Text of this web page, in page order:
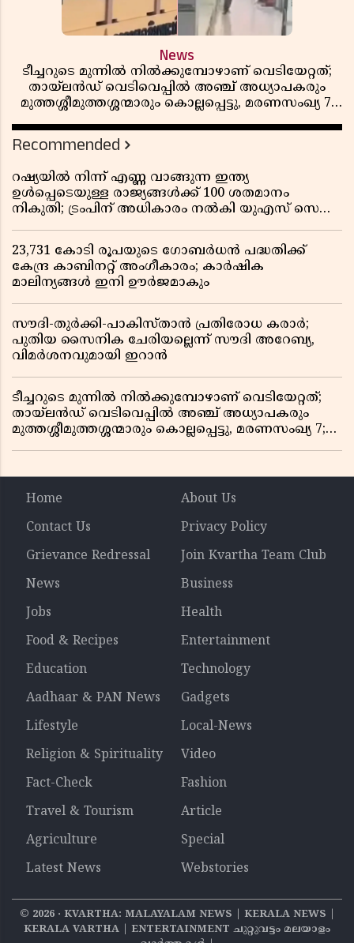
News
ടീച്ചറുടെ മുന്നിൽ നിൽക്കുമ്പോഴാണ് വെടിയേറ്റത്;
തായ്‌ലൻഡ് വെടിവെപ്പിൽ അഞ്ച് അധ്യാപകരും
മുത്തശ്ശീമുത്തശ്ശന്മാരും കൊല്ലപ്പെട്ടു, മരണസംഖ്യ 7;
Recommended
റഷ്യയിൽ നിന്ന് എണ്ണ വാങ്ങുന്ന ഇന്ത്യ
ഉൾപ്പെടെയുള്ള രാജ്യങ്ങൾക്ക് 100 ശതമാനം
നികുതി; ട്രംപിന് അധികാരം നൽകി യുഎസ് സെനറ്റ്
23,731 കോടി രൂപയുടെ ഗോബർധൻ പദ്ധതിക്ക്
കേന്ദ്ര കാബിനറ്റ് അംഗീകാരം; കാർഷിക
മാലിന്യങ്ങൾ ഇനി ഊർജമാകും
സൗദി-തുർക്കി-പാകിസ്താൻ പ്രതിരോധ കരാർ;
പുതിയ സൈനിക ചേരിയല്ലെന്ന് സൗദി അറേബ്യ,
വിമർശനവുമായി ഇറാൻ
ടീച്ചറുടെ മുന്നിൽ നിൽക്കുമ്പോഴാണ് വെടിയേറ്റത്;
തായ്‌ലൻഡ് വെടിവെപ്പിൽ അഞ്ച് അധ്യാപകരും
മുത്തശ്ശീമുത്തശ്ശന്മാരും കൊല്ലപ്പെട്ടു, മരണസംഖ്യ 7;
Home
About Us
Contact Us
Privacy Policy
Grievance Redressal
Join Kvartha Team Club
News
Business
Jobs
Health
Food & Recipes
Entertainment
Education
Technology
Aadhaar & PAN News
Gadgets
Lifestyle
Local-News
Religion & Spirituality
Video
Fact-Check
Fashion
Travel & Tourism
Article
Agriculture
Special
Latest News
Webstories
© 2026‧ KVARTHA: MALAYALAM NEWS | KERALA NEWS |
KERALA VARTHA | ENTERTAINMENT ചുറ്റുവട്ടം മലയാളം